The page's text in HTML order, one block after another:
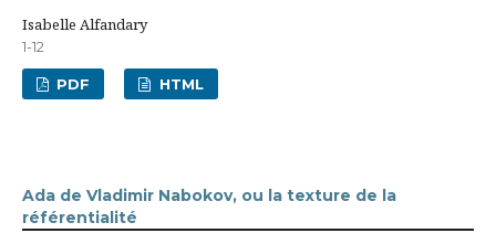
Isabelle Alfandary
1-12
PDF HTML
Ada de Vladimir Nabokov, ou la texture de la
référentialité